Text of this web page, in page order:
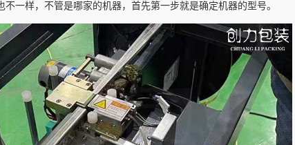
一样，不管是哪家的机器，首先第一步就是确定机器的型号。